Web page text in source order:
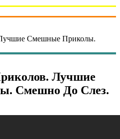
Смешные Приколы.
Лучшие
Смешно До Слез.